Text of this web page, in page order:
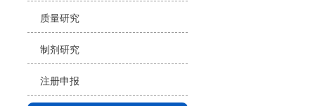
质量研究
制剂研究
注册申报